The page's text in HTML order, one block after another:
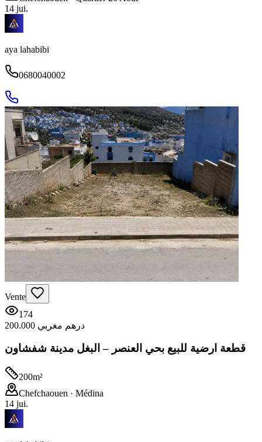
14 jui.
aya lahabibi
0680040002
Vente
174
200.000 درهم مغربي
قطعة ارضية للبيع بحي العنصر – البغل مدينة شفشاون
200m²
Chefchaouen · Médina
14 jui.